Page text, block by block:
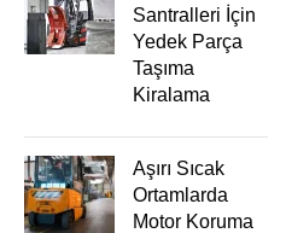
Santralleri İçin
Yedek Parça
Taşıma
Kiralama
Aşırı Sıcak
Ortamlarda
Motor Koruma